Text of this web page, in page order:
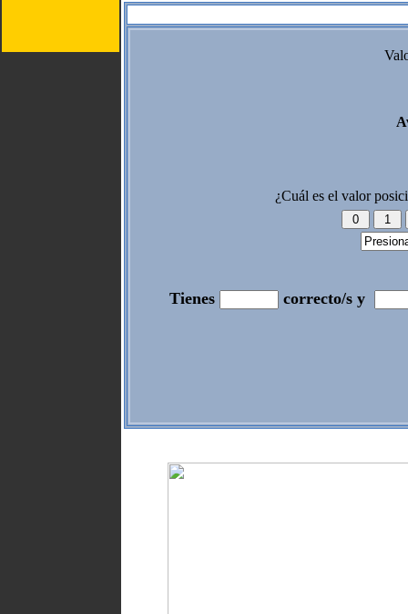
¿Cuál es el valor
Tienes correcto/s y